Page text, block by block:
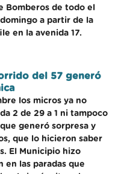
Bomberos de todo el
a partir de la
en la avenida 17.
del 57 generó
los micros ya no
2 de 29 a 1 ni tampoco
generó sorpresa y
que lo hicieron saber
El Municipio hizo
en las paradas que